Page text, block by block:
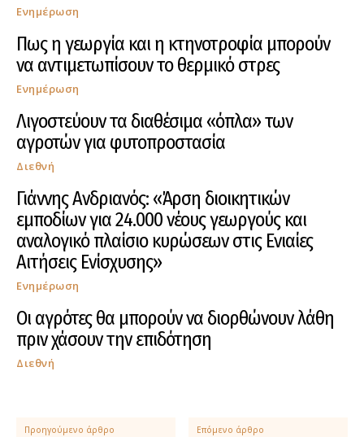
Ενημέρωση
Πως η γεωργία και η κτηνοτροφία μπορούν
να αντιμετωπίσουν το θερμικό στρες
Ενημέρωση
Λιγοστεύουν τα διαθέσιμα «όπλα» των
αγροτών για φυτοπροστασία
Διεθνή
Γιάννης Ανδριανός: «Άρση διοικητικών
εμποδίων για 24.000 νέους γεωργούς και
αναλογικό πλαίσιο κυρώσεων στις Ενιαίες
Αιτήσεις Ενίσχυσης»
Ενημέρωση
Οι αγρότες θα μπορούν να διορθώνουν λάθη
πριν χάσουν την επιδότηση
Διεθνή
Προηγούμενο άρθρο
Επόμενο άρθρο